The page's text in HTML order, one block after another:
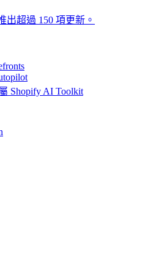
出超過 150 項更新。
Shopify AI Toolkit